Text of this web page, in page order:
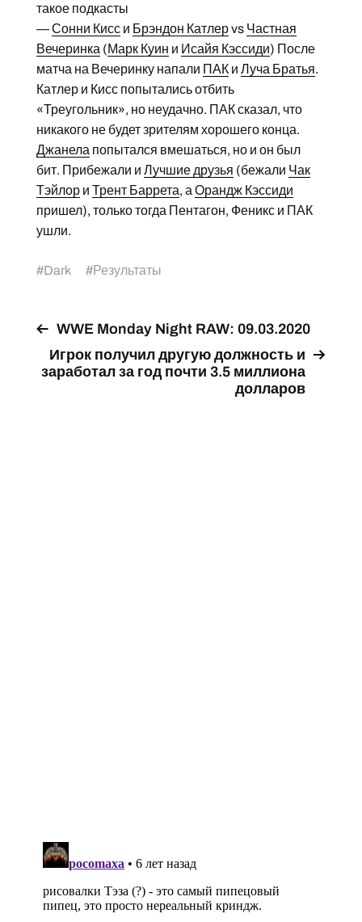
такое подкасты
—Сонни Кисси Брэндон Катлерvs Частная
Вечеринка (Марк Куин и Исайя Кэссиди) После
матча на Вечеринку напали ПАКи Луча Братья.
Катлер и Кисс попытались отбить
«Треугольник», но неудачно. ПАК сказал, что
никакого не будет зрителям хорошего конца.
Джанела попытался вмешаться, но и он был
бит. Прибежали и Лучшие друзья (бежали Чак
Тэйлори Трент Баррета, а Орандж Кэссиди
пришел), только тогда Пентагон, Феникс и ПАК
ушли.
#Dark #Результаты
WWE Monday Night RAW: 09.03.2020
Игрок получил другую должность и
заработал за год почти 3.5 миллиона
долларов